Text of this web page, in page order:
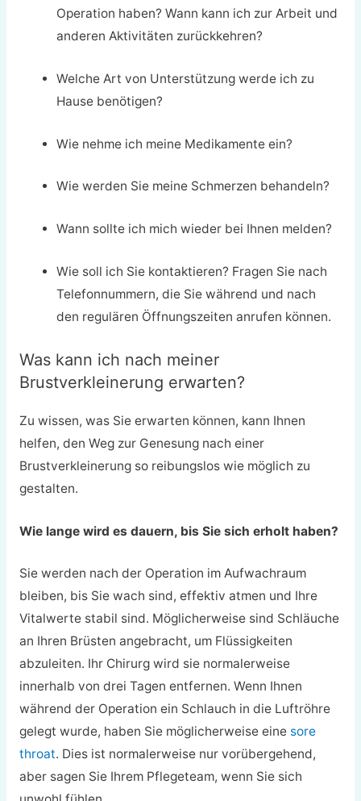
Operation haben? Wann kann ich zur Arbeit und
anderen Aktivitäten zurückkehren?
Welche Art von Unterstützung werde ich zu
Hause benötigen?
Wie nehme ich meine Medikamente ein?
Wie werden Sie meine Schmerzen behandeln?
Wann sollte ich mich wieder bei Ihnen melden?
Wie soll ich Sie kontaktieren? Fragen Sie nach
Telefonnummern, die Sie während und nach
den regulären Öffnungszeiten anrufen können.
Was kann ich nach meiner
Brustverkleinerung erwarten?
Zu wissen, was Sie erwarten können, kann Ihnen
helfen, den Weg zur Genesung nach einer
Brustverkleinerung so reibungslos wie möglich zu
gestalten.
Wie lange wird es dauern, bis Sie sich erholt haben?
Sie werden nach der Operation im Aufwachraum
bleiben, bis Sie wach sind, effektiv atmen und Ihre
Vitalwerte stabil sind. Möglicherweise sind Schläuche
an Ihren Brüsten angebracht, um Flüssigkeiten
abzuleiten. Ihr Chirurg wird sie normalerweise
innerhalb von drei Tagen entfernen. Wenn Ihnen
während der Operation ein Schlauch in die Luftröhre
gelegt wurde, haben Sie möglicherweise eine sore
throat. Dies ist normalerweise nur vorübergehend,
aber sagen Sie Ihrem Pflegeteam, wenn Sie sich